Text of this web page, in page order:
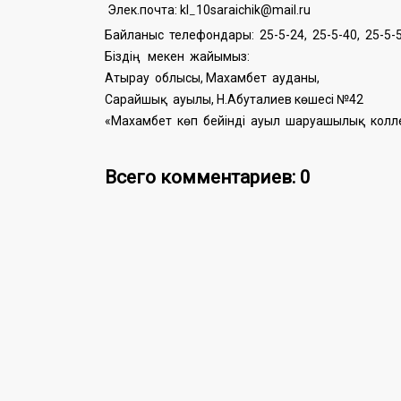
Элек.почта: kl –10saraichik@mail.ru
Байланыс телефондары: 25-5-24, 25-5-40, 25-5-
Біздің мекен жайымыз:
Атырау облысы, Махамбет ауданы,
Сарайшық ауылы, Н.Абуталиев көшесі №42
«Махамбет көп бейінді ауыл шаруашылық
Всего комментариев: 0